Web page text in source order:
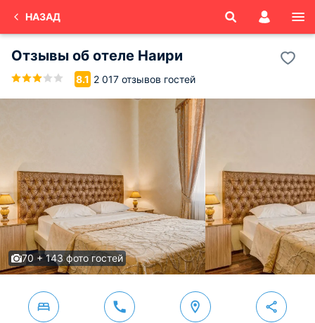
НАЗАД
Отзывы об отеле Наири
8.1 2 017 отзывов гостей
70 + 143 фото гостей